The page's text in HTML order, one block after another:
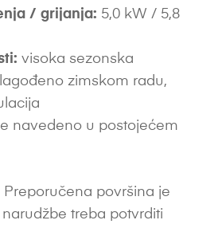
/ grijanja: 5,0 kW / 5,8
visoka sezonska
zimskom radu,
navedeno u postojećem
Preporučena površina je
treba potvrditi